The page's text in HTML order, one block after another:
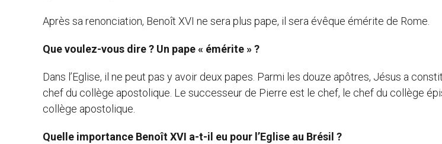
Après sa renonciation, Benoît XVI ne sera plus pape, il sera évêque émérite de Rome.
Que voulez-vous dire ? Un pape « émérite » ?
Dans l’Eglise, il ne peut pas y avoir deux papes. Parmi les douze apôtres, Jésus a
chef du collège apostolique. Le successeur de Pierre est le chef, le chef du collège
collège apostolique.
Quelle importance Benoît XVI a-t-il eu pour l’Eglise au Brésil ?